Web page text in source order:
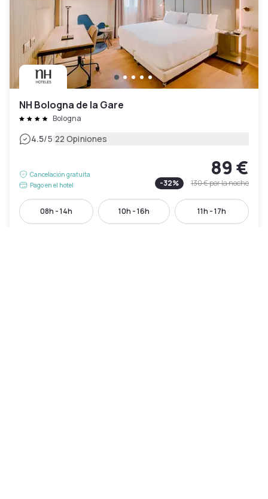
NH Bologna de la Gare
Bologna
4.5/5|22 Opiniones
Cancelación gratuita
Pago en el hotel
89 €
-32% 130 €por la noche
08h - 14h 10h - 16h 11h - 17h